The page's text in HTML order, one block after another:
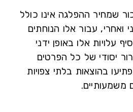
ההפלגה אינו כולל
עבור אלו הנוחתים
אלו באופן ידני
של כל הפרטים
בלתי צפויות